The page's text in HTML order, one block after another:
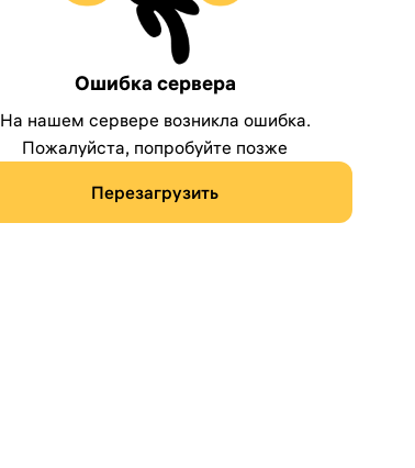
Ошибка сервера
На нашем сервере возникла ошибка.
Пожалуйста, попробуйте позже
Перезагрузить